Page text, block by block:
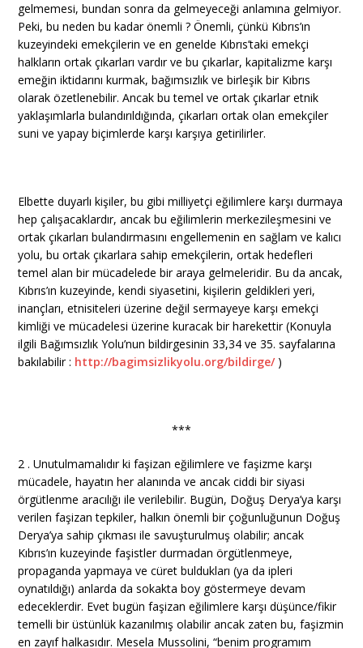
gelmemesi, bundan sonra da gelmeyeceği anlamına gelmiyor.
Peki, bu neden bu kadar önemli ? Önemli, çünkü Kıbrıs’ın
kuzeyindeki emekçilerin ve en genelde Kıbrıs’taki emekçi
halkların ortak çıkarları vardır ve bu çıkarlar, kapitalizme karşı
emeğin iktidarını kurmak, bağımsızlık ve birleşik bir Kıbrıs
olarak özetlenebilir. Ancak bu temel ve ortak çıkarlar etnik
yaklaşımlarla bulandırıldığında, çıkarları ortak olan emekçiler
suni ve yapay biçimlerde karşı karşıya getirilirler.
Elbette duyarlı kişiler, bu gibi milliyetçi eğilimlere karşı durmaya
hep çalışacaklardır, ancak bu eğilimlerin merkezileşmesini ve
ortak çıkarları bulandırmasını engellemenin en sağlam ve kalıcı
yolu, bu ortak çıkarlara sahip emekçilerin, ortak hedefleri
temel alan bir mücadelede bir araya gelmeleridir. Bu da ancak,
Kıbrıs’ın kuzeyinde, kendi siyasetini, kişilerin geldikleri yeri,
inançları, etnisiteleri üzerine değil sermayeye karşı emekçi
kimliği ve mücadelesi üzerine kuracak bir harekettir (Konuyla
ilgili Bağımsızlık Yolu’nun bildirgesinin 33,34 ve 35. sayfalarına
bakılabilir : http://bagimsizlikyolu.org/bildirge/)
***
2 . Unutulmamalıdır ki faşizan eğilimlere ve faşizme karşı
mücadele, hayatın her alanında ve ancak ciddi bir siyasi
örgütlenme aracılığı ile verilebilir. Bugün, Doğuş Derya’ya karşı
verilen faşizan tepkiler, halkın önemli bir çoğunluğunun Doğuş
Derya’ya sahip çıkması ile savuşturulmuş olabilir; ancak
Kıbrıs’ın kuzeyinde faşistler durmadan örgütlenmeye,
propaganda yapmaya ve cüret buldukları (ya da ipleri
oynatıldığı) anlarda da sokakta boy göstermeye devam
edeceklerdir. Evet bugün faşizan eğilimlere karşı düşünce/fikir
temelli bir üstünlük kazanılmış olabilir ancak zaten bu, faşizmin
en zayıf halkasıdır. Mesela Mussolini, “benim programım